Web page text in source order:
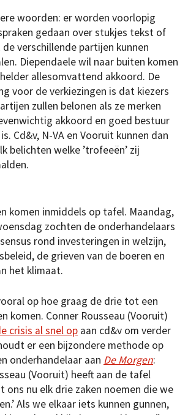
woorden: er worden voorlopig
gedaan over stukjes tekst of
verschillende partijen kunnen
Diependaele wil naar buiten komen
allesomvattend akkoord. De
voor de verkiezingen is dat kiezers
zullen belonen als ze merken
akkoord en goed bestuur
Cd&v, N-VA en Vooruit kunnen dan
belichten welke ’trofeeën’ zij
komen inmiddels op tafel. Maandag,
zochten de onderhandelaars
rond investeringen in welzijn,
de grieven van de boeren en
het klimaat.
op hoe graag de drie tot een
komen. Conner Rousseau (Vooruit)
crisis al snel op aan cd&v om verder
er een bijzondere methode op
onderhandelaar aan De Morgen:
(Vooruit) heeft aan de tafel
ons nu elk drie zaken noemen die we
Als we elkaar iets kunnen gunnen,